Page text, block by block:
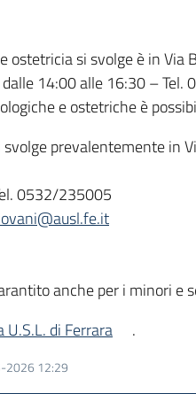
ostetricia si svolge è in Via
14:00 alle 16:30 –
e ostetriche è
prevalentemente in
0532/235005
anche per i minori e
U.S.L. di Ferrara .
2026 12:29